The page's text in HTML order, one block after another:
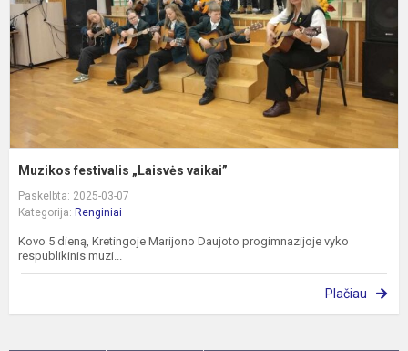
Muzikos festivalis „Laisvės vaikai”
Paskelbta: 2025-03-07
Kategorija: Renginiai
Kovo 5 dieną, Kretingoje Marijono Daujoto progimnazijoje vyko
respublikinis muzi...
Plačiau